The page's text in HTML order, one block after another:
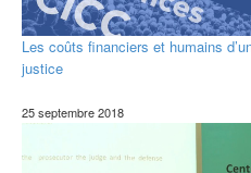
Les coûts financiers et humains
justice
25 septembre 2018